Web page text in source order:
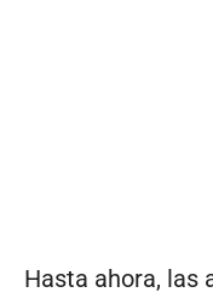
Hasta ahora, las